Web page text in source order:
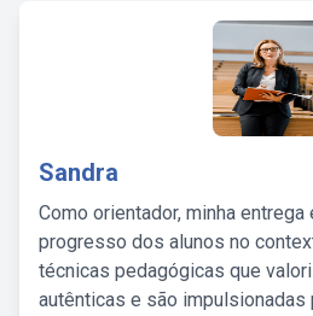
Sandra
Como orientador, minha entrega
progresso dos alunos no
técnicas pedagógicas que
autênticas e são impulsionadas